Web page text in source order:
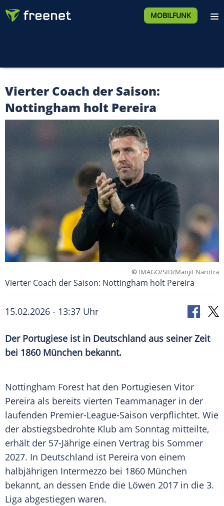
MOBILFUNK
Vierter Coach der Saison:
Nottingham holt Pereira
© IMAGO/SID/Manjit Narotra
Vierter Coach der Saison: Nottingham holt Pereira
15.02.2026 - 13:37 Uhr
Der Portugiese ist in Deutschland aus seiner Zeit
bei 1860 München bekannt.
Nottingham Forest hat den Portugiesen Vitor
Pereira als bereits vierten Teammanager in der
laufenden Premier-League-Saison verpflichtet. Wie
der abstiegsbedrohte Klub am Sonntag mitteilte,
erhält der 57-Jährige einen Vertrag bis Sommer
2027. In Deutschland ist Pereira von einem
halbjährigen Intermezzo bei 1860 München
bekannt, an dessen Ende die Löwen 2017 in die 3.
Liga abgestiegen waren.